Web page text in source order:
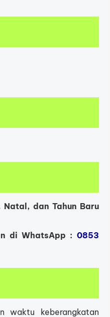
Natal, dan Tahun Baru
di WhatsApp : 0853
waktu keberangkatan